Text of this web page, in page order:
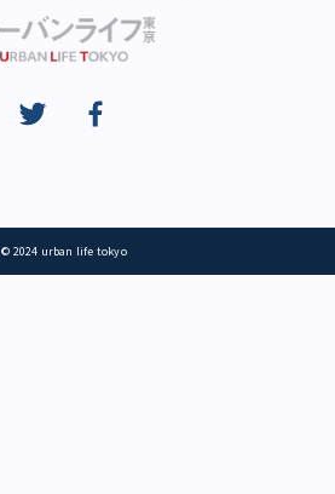
© 2024 urban life tokyo